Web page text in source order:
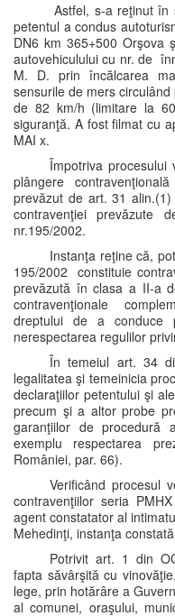
Astfel, s-a reţinut în
petentul a condus
DN6 km 365+500
autovehiculului cu nr. de
M. D. prin încălcarea
sensurile de mers
de 82 km/h (limitare la
siguranţă. A fost filmat cu
MAI x.
Împotriva
plângere
prevăzut de art. 31
contravenţiei
nr.195/2002.
Instanţa reţine că,
195/2002 constituie
prevăzută în clasa a II-a
contravenţionale
dreptului de a
nerespectarea regulilor
În temeiul art. 34
legalitatea şi temeinicia
declaraţiilor petentului şi
precum şi a altor probe
garanţiilor de procedură
exemplu respectarea
României, par. 66).
Verificând procesul
contravenţiilor seria
agent constatator al
Mehedinţi, instanţa
Potrivit art. 1 din
fapta săvârşită cu
lege, prin hotărâre a
al comunei, oraşului,